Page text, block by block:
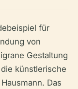
für
von
Gestaltung
künstlerische
Das